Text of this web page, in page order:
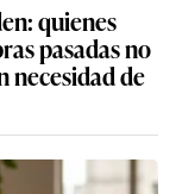
quienes
pasadas no
necesidad de